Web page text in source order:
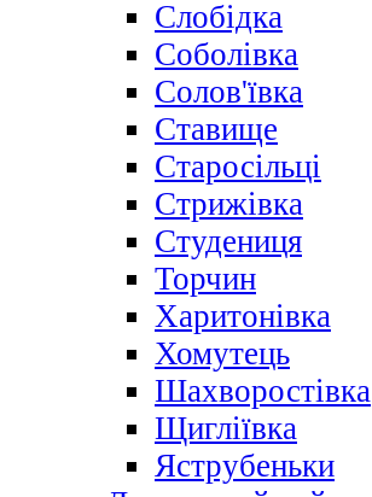
Слобідка
Соболівка
Солов'ївка
Ставище
Старосільці
Стрижівка
Студениця
Торчин
Харитонівка
Хомутець
Шахворостівка
Щигліївка
Яструбеньки